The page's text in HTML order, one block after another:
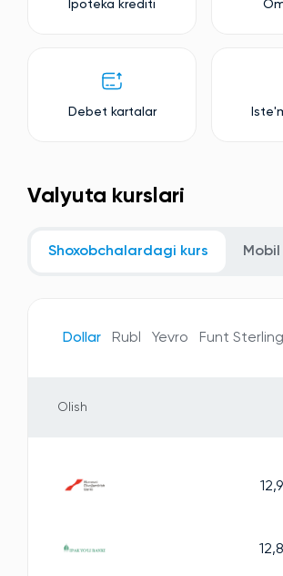
Ipoteka krediti
Debet kartalar
Valyuta kurslari
Shoxobchalardagi kurs
Dollar Rubl Yevro Funt Sterling
Olish